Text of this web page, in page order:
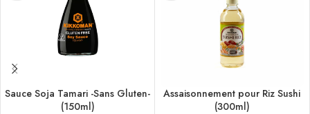
Sauce Soja Tamari -Sans Gluten-
(150ml)
Assaisonnement pour Riz Sushi
(300ml)